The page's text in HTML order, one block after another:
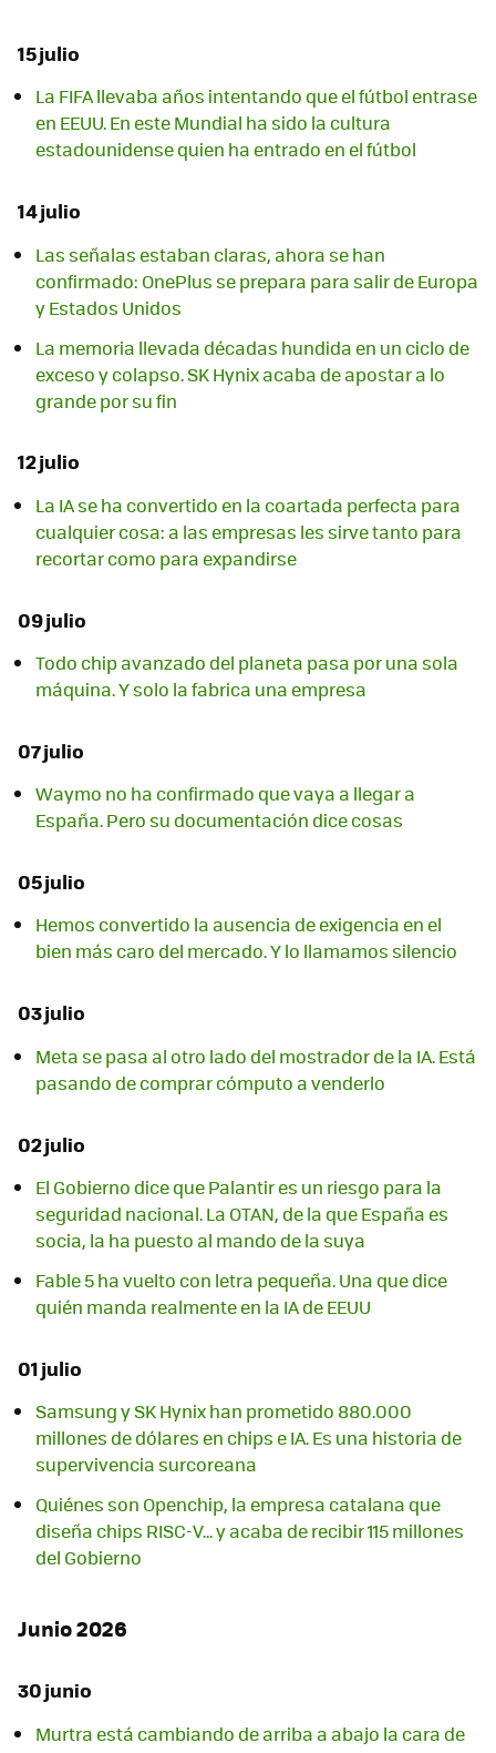
15 julio
La FIFA llevaba años intentando que el fútbol entrase
en EEUU. En este Mundial ha sido la cultura
estadounidense quien ha entrado en el fútbol
14 julio
Las señalas estaban claras, ahora se han
confirmado: OnePlus se prepara para salir de Europa
y Estados Unidos
La memoria llevada décadas hundida en un ciclo de
exceso y colapso. SK Hynix acaba de apostar a lo
grande por su fin
12 julio
La IA se ha convertido en la coartada perfecta para
cualquier cosa: a las empresas les sirve tanto para
recortar como para expandirse
09 julio
Todo chip avanzado del planeta pasa por una sola
máquina. Y solo la fabrica una empresa
07 julio
Waymo no ha confirmado que vaya a llegar a
España. Pero su documentación dice cosas
05 julio
Hemos convertido la ausencia de exigencia en el
bien más caro del mercado. Y lo llamamos silencio
03 julio
Meta se pasa al otro lado del mostrador de la IA. Está
pasando de comprar cómputo a venderlo
02 julio
El Gobierno dice que Palantir es un riesgo para la
seguridad nacional. La OTAN, de la que España es
socia, la ha puesto al mando de la suya
Fable 5 ha vuelto con letra pequeña. Una que dice
quién manda realmente en la IA de EEUU
01 julio
Samsung y SK Hynix han prometido 880.000
millones de dólares en chips e IA. Es una historia de
supervivencia surcoreana
Quiénes son Openchip, la empresa catalana que
diseña chips RISC-V... y acaba de recibir 115 millones
del Gobierno
Junio 2026
30 junio
Murtra está cambiando de arriba a abajo la cara de